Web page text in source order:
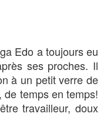
Edo a toujours eu
ses proches. Il
à un petit verre de
temps en temps!
travailleur, doux